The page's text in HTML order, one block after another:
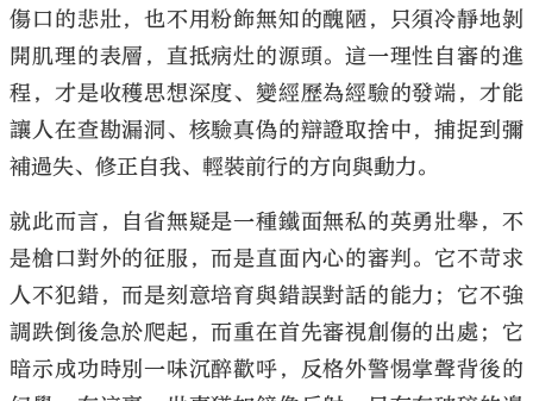
傷口的悲壯，也不用粉飾無知的醜陋，只須冷靜地剝
開肌理的表層，直抵病灶的源頭。這一理性自審的進
程，才是收穫思想深度、變經歷為經驗的發端，才能
讓人在查勘漏洞、核驗真偽的辯證取捨中，捕捉到彌
補過失、修正自我、輕裝前行的方向與動力。
就此而言，自省無疑是一種鐵面無私的英勇壯舉，不
是槍口對外的征服，而是直面內心的審判。它不苛求
人不犯錯，而是刻意培育與錯誤對話的能力；它不強
調跌倒後急於爬起，而重在首先審視創傷的出處；它
暗示成功時別一味沉醉歡呼，反格外警惕掌聲背後的